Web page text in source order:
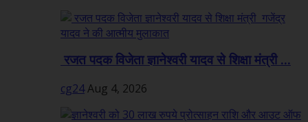
रजत पदक विजेता ज्ञानेश्वरी यादव से शिक्षा मंत्री ...
cg24Aug 4, 2026